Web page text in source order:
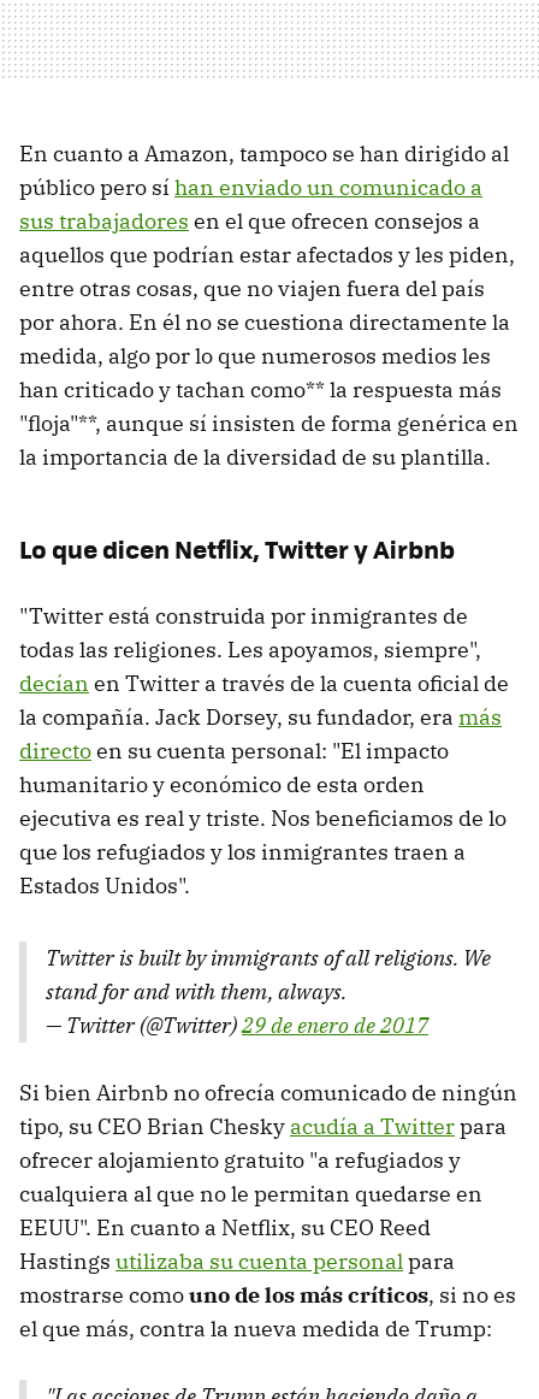
En cuanto a Amazon, tampoco se han dirigido al
público pero sí han enviado un comunicado a
sus trabajadores en el que ofrecen consejos a
aquellos que podrían estar afectados y les piden,
entre otras cosas, que no viajen fuera del país
por ahora. En él no se cuestiona directamente la
medida, algo por lo que numerosos medios les
han criticado y tachan como** la respuesta más
"floja"**, aunque sí insisten de forma genérica en
la importancia de la diversidad de su plantilla.
Lo que dicen Netflix, Twitter y Airbnb
"Twitter está construida por inmigrantes de
todas las religiones. Les apoyamos, siempre",
decían en Twitter a través de la cuenta oficial de
la compañía. Jack Dorsey, su fundador, era más
directoen su cuenta personal: "El impacto
humanitario y económico de esta orden
ejecutiva es real y triste. Nos beneficiamos de lo
que los refugiados y los inmigrantes traen a
Estados Unidos".
Twitter is built by immigrants of all religions. We
stand for and with them, always.
— Twitter (@Twitter)29 de enero de 2017
Si bien Airbnb no ofrecía comunicado de ningún
tipo, su CEO Brian Chesky acudía a Twitterpara
ofrecer alojamiento gratuito "a refugiados y
cualquiera al que no le permitan quedarse en
EEUU". En cuanto a Netflix, su CEO Reed
Hastings utilizaba su cuenta personalpara
mostrarse comouno de los más críticos, si no es
el que más, contra la nueva medida de Trump: